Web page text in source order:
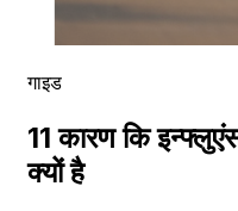
गाइड
11 कारण कि
क्यों है